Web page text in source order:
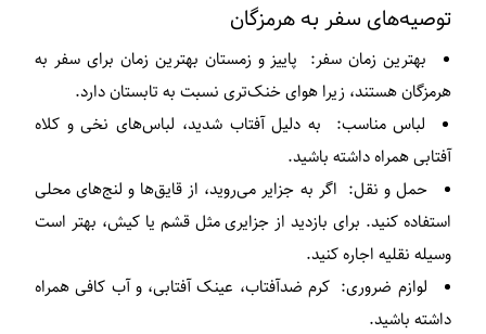
توصیه‌های سفر به هرمزگان
بهترین زمان سفر: پاییز و زمستان بهترین زمان برای سفر به
هرمزگان هستند، زیرا هوای خنک‌تری نسبت به تابستان دارد.
لباس مناسب: به دلیل آفتاب شدید، لباس‌های نخی و کلاه
آفتابی همراه داشته باشید.
حمل و نقل: اگر به جزایر می‌روید، از قایق‌ها و لنج‌های محلی
استفاده کنید. برای بازدید از جزایری مثل قشم یا کیش، بهتر است
وسیله نقلیه اجاره کنید.
لوازم ضروری: کرم ضدآفتاب، عینک آفتابی، و آب کافی همراه
داشته باشید.